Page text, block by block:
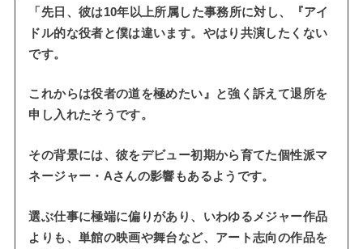
「先日、彼は10年以上所属した事務所に対し、『アイ
ドル的な役者と僕は違います。やはり共演したくない
です。
これからは役者の道を極めたい』と強く訴えて退所を
申し入れたそうです。
その背景には、彼をデビュー初期から育てた個性派マ
ネージャー・Aさんの影響もあるようです。
選ぶ仕事に極端に偏りがあり、いわゆるメジャー作品
よりも、単館の映画や舞台など、アート志向の作品を